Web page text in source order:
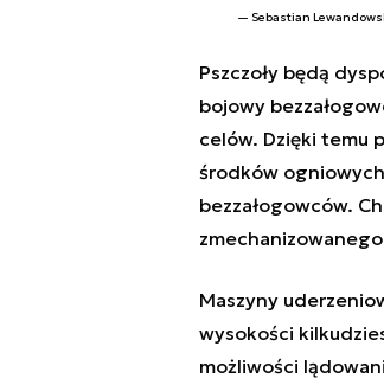
Sebastian
Pszczoły będą
bojowy
celów. Dzięki temu
środków
bezzałogowców.
Maszyny
wysokości
możliwości